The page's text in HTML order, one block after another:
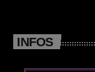
HARDSTYLE
INFOS